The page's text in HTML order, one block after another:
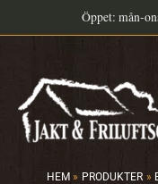
till
Öppet: mån-
HEM PRODUKTER